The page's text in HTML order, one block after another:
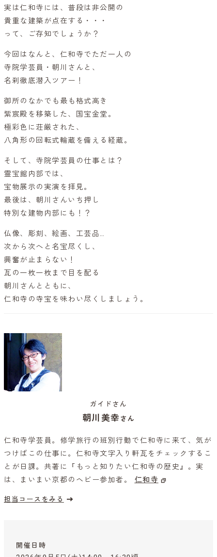
実は仁和寺には、普段は非公開の
貴重な建築が点在する・・・
って、ご存知でしょうか？
今回はなんと、仁和寺でただ一人の
寺院学芸員・朝川さんと、
名刹徹底潜入ツアー！
御所のなかでも最も格式高き
紫宸殿を移築した、国宝金堂。
極彩色に荘厳された、
八角形の回転式輪蔵を備える経蔵。
そして、寺院学芸員の仕事とは？
霊宝館内部では、
宝物展示の実演を拝見。
最後は、朝川さんいち押し
特別な建物内部にも！？
仏像、彫刻、絵画、工芸品…
次から次へと名宝尽くし、
興奮が止まらない！
瓦の一枚一枚まで目を配る
朝川さんとともに、
仁和寺の寺宝を味わい尽くしましょう。
ガイドさん
朝川美幸さん
仁和寺学芸員。修学旅行の班別行動で仁和寺に来て、気が
つけばこの仕事に。仁和寺文字入り軒瓦をチェックするこ
とが日課。共著に『もっと知りたい仁和寺の歴史』。実
は、まいまい京都のヘビー参加者。 仁和寺
担当コースをみる
開催日時